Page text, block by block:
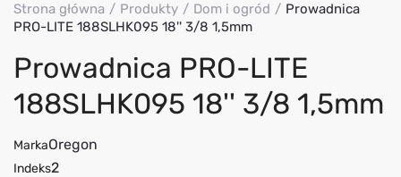
O Firmie
Kontakt
Strona główna Produkty Dom i ogród
Prowadnica
PRO-LITE 188SLHK095 18'' 3/8 1,5mm
Prowadnica PRO-LITE
188SLHK095 18'' 3/8 1,5mm
MarkaOregon
Indeks2